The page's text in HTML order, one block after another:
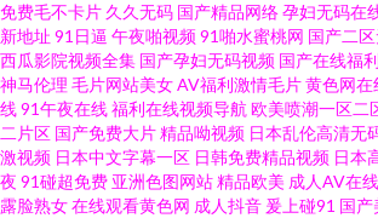
免费毛不卡片 久久无码 国产精品网络孕妇无码在
新地址 91日逼 午夜啪视频91啪水蜜桃网 国产二
西瓜影院视频全集 国产孕妇无码视频 国产在线福利
神马伦理 毛片网站美女AV福利激情毛片黄色网在
线91午夜在线福利在线视频导航 欧美喷潮一区二
二片区 国产免费大片精品呦视频 日本乱伦高清无
激视频 日本中文字幕一区 日韩免费精品视频 日本
夜 91碰超免费 亚洲色图网站精品欧美 成人AV在
露脸熟女在线观看黄色网 成人抖音 爰上碰91 国产